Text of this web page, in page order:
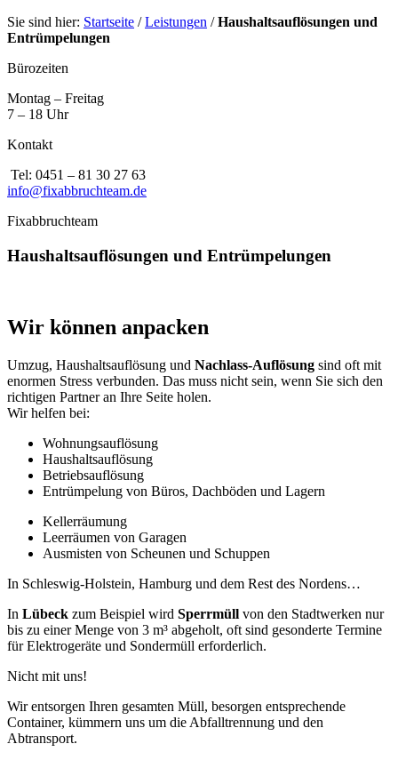
Sie sind hier: Startseite /Leistungen /Haushaltsauflösungen und
Entrümpelungen
Bürozeiten
Montag – Freitag
7 – 18 Uhr
Kontakt
Tel: 0451 – 81 30 27 63
info@fixabbruchteam.de
Fixabbruchteam
Haushaltsauflösungen und Entrümpelungen
Wir können anpacken
Umzug, Haushaltsauflösung und Nachlass-Auflösung sind oft mit
enormen Stress verbunden. Das muss nicht sein, wenn Sie sich den
richtigen Partner an Ihre Seite holen.
Wir helfen bei:
Wohnungsauflösung
Haushaltsauflösung
Betriebsauflösung
Entrümpelung von Büros, Dachböden und Lagern
Kellerräumung
Leerräumen von Garagen
Ausmisten von Scheunen und Schuppen
In Schleswig-Holstein, Hamburg und dem Rest des Nordens…
In Lübeck zum Beispiel wird Sperrmüll von den Stadtwerken nur
bis zu einer Menge von 3 m³ abgeholt, oft sind gesonderte Termine
für Elektrogeräte und Sondermüll erforderlich.
Nicht mit uns!
Wir entsorgen Ihren gesamten Müll, besorgen entsprechende
Container, kümmern uns um die Abfalltrennung und den
Abtransport.